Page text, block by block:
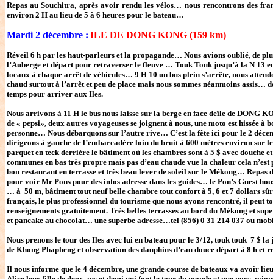
Repas au Souchitra, après avoir rendu les vélos… nous rencontrons des
environ 2 H au lieu de 5 à 6 heures pour le bateau…
Mardi 2 décembre : ILE DE DONG KONG (159 km)
Réveil 6 h par les haut-parleurs et la propagande… Nous avions oublié, de
l’Auberge et départ pour retraverser le fleuve … Touk Touk jusqu’à la N 13
locaux à chaque arrêt de véhicules… 9 H 10 un bus plein s’arrête, nous
chaud surtout à l’arrêt et peu de place mais nous sommes néanmoins
temps pour arriver aux Iles.
Nous arrivons à 11 H le bus nous laisse sur la berge en face deîle de DONG
de « pepsi», deux autres voyageuses se joignent à nous, une moto est hissée
personne… Nous débarquons sur l’autre rive… C’est la fête ici pour le 2
dirigeons à gauche de l’embarcadère loin du bruit à 600 mètres environ sur
parquet en teck derrière le bâtiment où les chambres sont à 5 $ avec
communes en bas très propre mais pas d’eau chaude vue la chaleur cela
bon restaurant en terrasse et très beau lever de soleil sur le Mékong…
pour voir Mr Pons pour des infos adresse dans les guides… le Pon’s Guest
… à 50 m, bâtiment tout neuf belle chambre tout confort à 5, 6 et 7 dollars
français, le plus professionnel du tourisme que nous ayons rencontré, il peut
renseignements gratuitement. Très belles terrasses au bord du Mékong et
et pancake au chocolat… une superbe adresse…tel (856) 0 31 214 037 ou
Nous prenons le tour des Iles avec lui en bateau pour le 3/12, touk touk 7 $
de Khong Phapheng et observation des dauphins d’eau douce départ à 8 h et
Il nous informe que le 4 décembre, une grande course de bateaux va avoir